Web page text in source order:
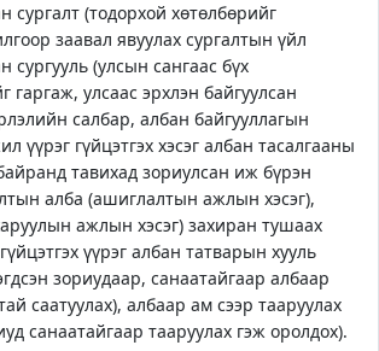
сургалт (тодорхой хөтөлбөрийг
заавал явуулах сургалтын үйл
сургууль (улсын сангаас бүх
гаргаж, улсаас эрхлэн байгуулсан
салбар, албан байгууллагын
үүрэг гүйцэтгэх хэсэг албан тасалгааны
тавихад зориулсан иж бүрэн
алба (ашиглалтын ажлын хэсэг),
ажлын хэсэг) захиран тушаах
үүрэг албан татварын хууль
зориудаар, санаатайгаар албаар
саатуулах), албаар ам сээр тааруулах
санаатайгаар тааруулах гэж оролдох).